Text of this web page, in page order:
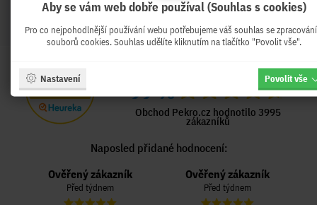
HODNOCENÍ OBCHODU
99 %
Obchod Pekro.cz hodnotilo 3995
zákazníků
Naposled přidané hodnocení:
Ověřený zákazník
Před týdnem
Ověřený zákazník
Před týdnem
Aby se vám web dobře používal (Souhlas s cookies)
Pro co nejpohodlnější používání webu potřebujeme váš souhlas se
souborů cookies. Souhlas udělíte kliknutím na tlačítko "Povolit vše".
Nastavení Povolit vše